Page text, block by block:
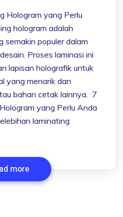
Hologram yang Perlu
hologram adalah
semakin populer dalam
Proses laminasi ini
lapisan holografik untuk
yang menarik dan
bahan cetak lainnya. 7
yang Perlu Anda
laminating
more